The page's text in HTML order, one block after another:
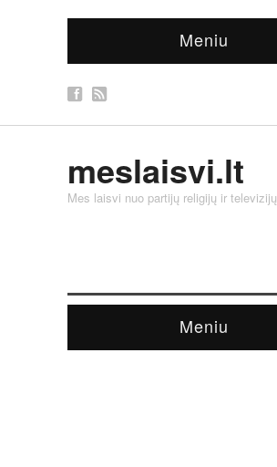
Meniu
meslaisvi.lt
Mes laisvi nuo partijų religijų ir televizijų
Meniu